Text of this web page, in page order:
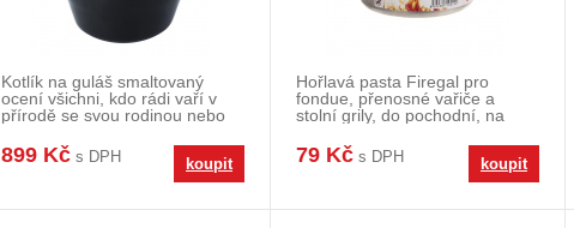
Kotlík na guláš smaltovaný
ocení všichni, kdo rádi vaří v
přírodě se svou rodinou nebo
899 Kč s DPH koupit
Hořlavá pasta Firegal pro
fondue, přenosné vařiče a
stolní grily, do pochodní, na
79 Kč s DPH koupit